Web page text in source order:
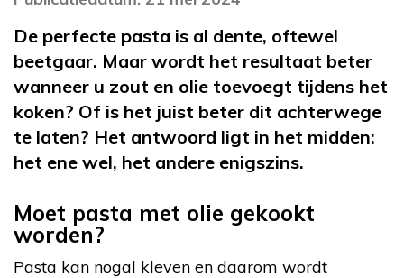
De perfecte pasta is al dente, oftewel
beetgaar. Maar wordt het resultaat beter
wanneer u zout en olie toevoegt tijdens het
koken? Of is het juist beter dit achterwege
te laten? Het antwoord ligt in het midden:
het ene wel, het andere enigszins.
Moet pasta met olie gekookt
worden?
Pasta kan nogal kleven en daarom wordt